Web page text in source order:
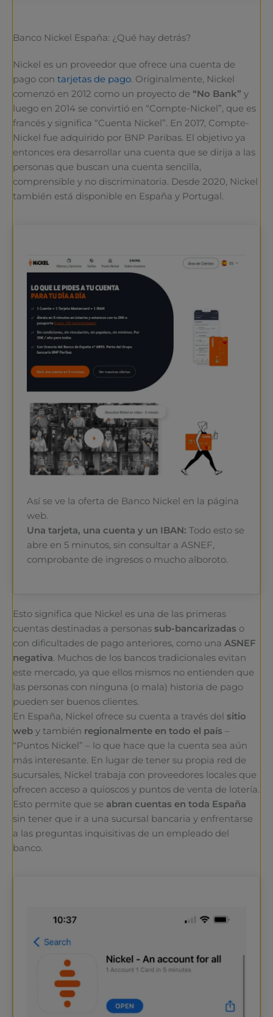
Banco Nickel España: ¿Qué hay detrás?
Nickel es un proveedor que ofrece una cuenta de
pago con tarjetas de pago. Originalmente, Nickel
comenzó en 2012 como un proyecto de “No Bank” y
luego en 2014 se convirtió en “Compte-Nickel”, que es
francés y significa “Cuenta Nickel”. En 2017, Compte-
Nickel fue adquirido por BNP Paribas. El objetivo ya
entonces era desarrollar una cuenta que se dirija a las
personas que buscan una cuenta sencilla,
comprensible y no discriminatoria. Desde 2020, Nickel
también está disponible en España y Portugal.
Así se ve la oferta de Banco Nickel en la página
web.
Una tarjeta, una cuenta y un IBAN: Todo esto se
abre en 5 minutos, sin consultar a ASNEF,
comprobante de ingresos o mucho alboroto.
Esto significa que Nickel es una de las primeras
cuentas destinadas a personas sub-bancarizadas o
con dificultades de pago anteriores, como una ASNEF
negativa. Muchos de los bancos tradicionales evitan
este mercado, ya que ellos mismos no entienden que
las personas con ninguna (o mala) historia de pago
pueden ser buenos clientes.
En España, Nickel ofrece su cuenta a través del sitio
web y también regionalmente en todo el país –
“Puntos Nickel” – lo que hace que la cuenta sea aún
más interesante. En lugar de tener su propia red de
sucursales, Nickel trabaja con proveedores locales que
ofrecen acceso a quioscos y puntos de venta de lotería.
Esto permite que se abran cuentas en toda España
sin tener que ir a una sucursal bancaria y enfrentarse
a las preguntas inquisitivas de un empleado del
banco.